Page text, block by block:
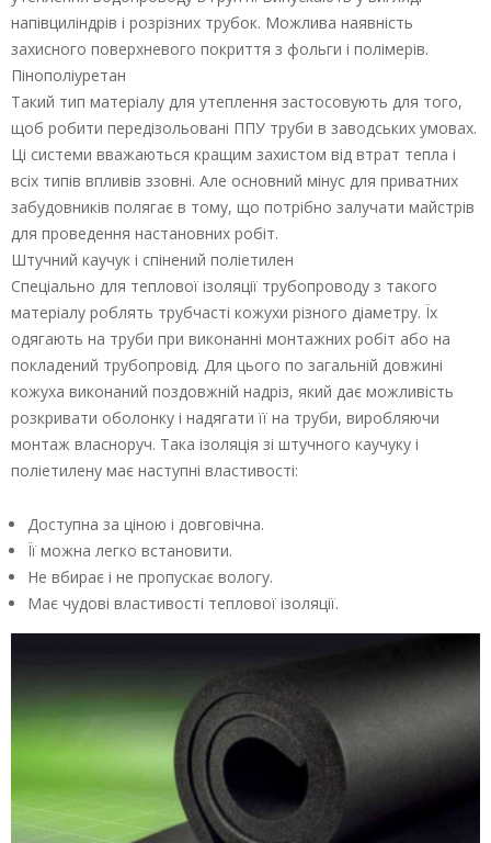
напівциліндрів і розрізних трубок. Можлива наявність
захисного поверхневого покриття з фольги і полімерів.
Пінополіуретан
Такий тип матеріалу для утеплення застосовують для того,
щоб робити передізольовані ППУ труби в заводських умовах.
Ці системи вважаються кращим захистом від втрат тепла і
всіх типів впливів ззовні. Але основний мінус для приватних
забудовників полягає в тому, що потрібно залучати майстрів
для проведення настановних робіт.
Штучний каучук і спінений поліетилен
Спеціально для теплової ізоляції трубопроводу з такого
матеріалу роблять трубчасті кожухи різного діаметру. Їх
одягають на труби при виконанні монтажних робіт або на
покладений трубопровід. Для цього по загальній довжині
кожуха виконаний поздовжній надріз, який дає можливість
розкривати оболонку і надягати її на труби, виробляючи
монтаж власноруч. Така ізоляція зі штучного каучуку і
поліетилену має наступні властивості:
Доступна за ціною і довговічна.
Її можна легко встановити.
Не вбирає і не пропускає вологу.
Має чудові властивості теплової ізоляції.